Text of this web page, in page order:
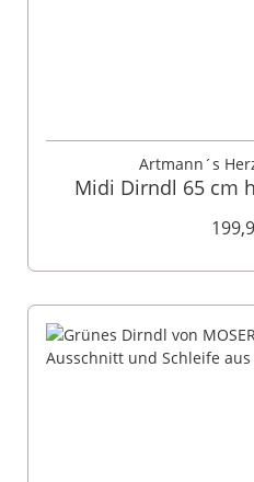
Artmann´s
Midi Dirndl 65 cm